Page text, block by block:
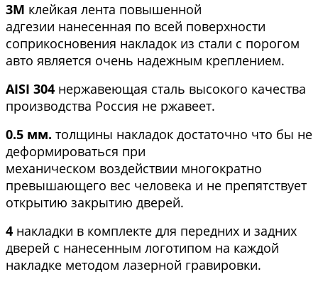
3М клейкая лента повышенной
адгезии нанесенная по всей поверхности
соприкосновения накладок из стали с порогом
авто является очень надежным креплением.
AISI 304 нержавеющая сталь высокого качества
производства Россия не ржавеет.
0.5 мм. толщины накладок достаточно что бы не
деформироваться при
механическом воздействии многократно
превышающего вес человека и не препятствует
открытию закрытию дверей.
4 накладки в комплекте для передних и задних
дверей с нанесенным логотипом на каждой
накладке методом лазерной гравировки.